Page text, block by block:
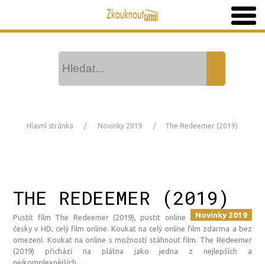
Hlavní stránka Novinky 2019 The Redeemer (2019)
THE REDEEMER (2019)
Novinky 2019
Pustit film The Redeemer (2019), pustit online
česky v HD, celý film online. Koukat na celý online film zdarma a bez
omezení. Koukat na online s možností stáhnout film. The Redeemer
(2019) přichází na plátna jako jedna z nejlepších a
nejkomplexnějších